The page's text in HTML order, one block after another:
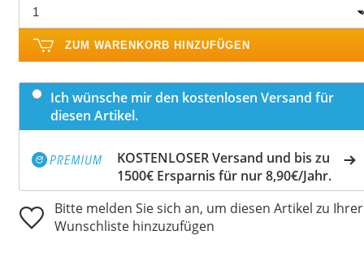
ZUM WARENKORB HINZUFÜGEN
Ich wünsche mir den kostenlosen Versand für
diesen Artikel.
KOSTENLOSER Versand und bis zu
1500€ Ersparnis für nur 8,90€/Jahr.
Bitte melden Sie sich an, um diesen Artikel zu Ihrer
Wunschliste hinzuzufügen